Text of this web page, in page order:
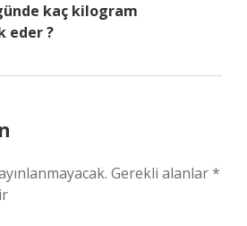
kaç kilogram
eder ?
Gerekli alanlar*